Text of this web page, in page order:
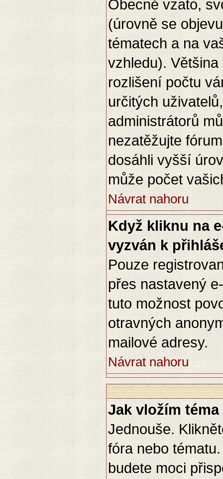
Obecně vzato,
(úrovně se
tématech a na
vzhledu).
rozlišení počtu
určitých
administrátorů
nezatěžujte
dosáhli vyšší
může počet
Návrat nahoru
Když kliknu na
vyzván k
Pouze
přes nastavený
tuto možnost
otravných
mailové adresy.
Návrat nahoru
Jak vložím
Jednouše.
fóra nebo
budete moci